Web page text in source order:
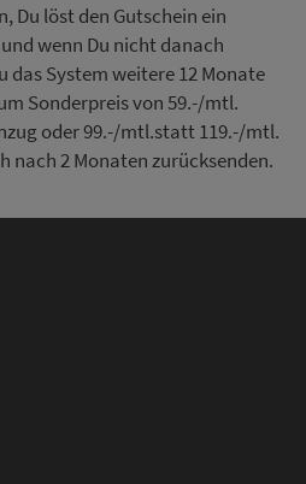
Du löst den Gutschein ein
wenn Du nicht danach
das System weitere 12 Monate
Sonderpreis von 59.-/mtl.
oder 99.-/mtl.statt 119.-/mtl.
nach 2 Monaten zurücksenden.